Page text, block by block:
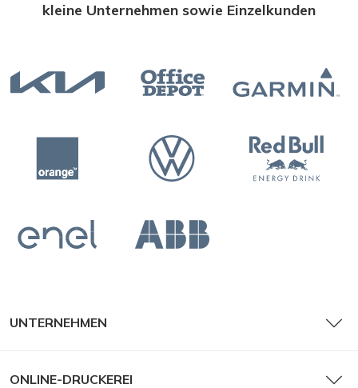
kleine Unternehmen sowie Einzelkunden
UNTERNEHMEN
ONLINE-DRUCKEREI